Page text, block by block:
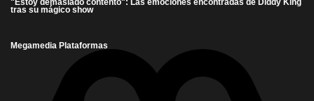
tras su mágico show
Megamedia Plataformas